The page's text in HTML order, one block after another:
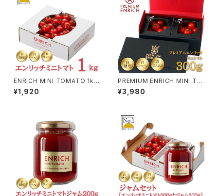
ENRICH MINI TOMATO 1kg
（エンリッチミニトマト）
¥1,920
PREMIUM ENRICH MINI TO
MATO 300g（プレミアムエン
リッチ）高糖度11以上
¥3,980